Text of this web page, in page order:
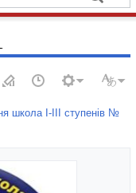
школа I-III ступенів №